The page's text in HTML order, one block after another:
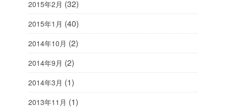
2015年2月 (32)
2015年1月 (40)
2014年10月 (2)
2014年9月 (2)
2014年3月 (1)
2013年11月 (1)